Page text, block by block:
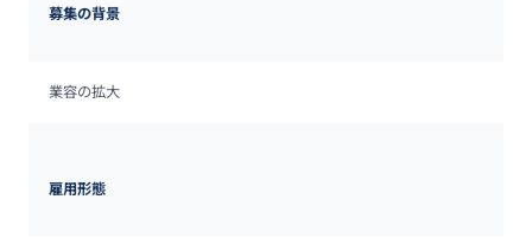
募集の背景
業容の拡大
雇用形態